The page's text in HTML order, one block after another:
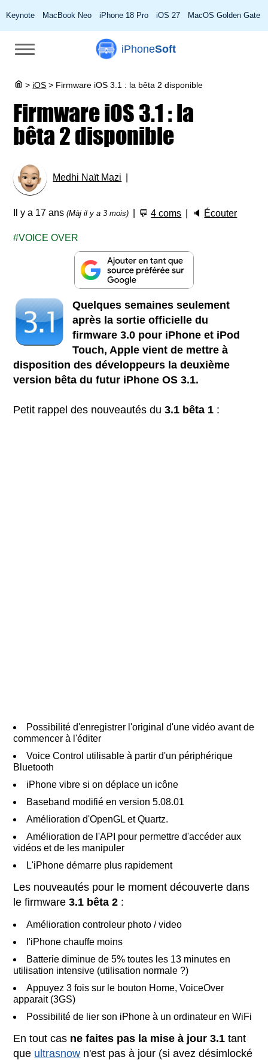
Keynote MacBook Neo iPhone 18 Pro iOS 27 MacOS Golden Gate
iPhoneSoft
> iOS > Firmware iOS 3.1 : la bêta 2 disponible
Firmware iOS 3.1 : la
bêta 2 disponible
Medhi Naït Mazi
Il y a 17 ans(Màj il y a 3 mois) 💬4 coms 🔈 Écouter
VOICE OVER
Quelques semaines seulement
après la sortie officielle du
firmware 3.0 pour iPhone et iPod
Touch, Apple vient de mettre à
disposition des développeurs la deuxième
version bêta du futur iPhone OS 3.1.
Petit rappel des nouveautés du3.1 bêta 1 :
Possibilité d'enregistrer l'original d'une vidéo avant de
commencer à l'éditer
Voice Control utilisable à partir d'un périphérique
Bluetooth
iPhone vibre si on déplace un icône
Baseband modifié en version 5.08.01
Amélioration d'OpenGL et Quartz.
Amélioration de l'API pour permettre d'accéder aux
vidéos et de les manipuler
L'iPhone démarre plus rapidement
Les nouveautés pour le moment découverte dans
le firmware3.1 bêta 2 :
Amélioration controleur photo / video
l'iPhone chauffe moins
Batterie diminue de 5% toutes les 13 minutes en
utilisation intensive (utilisation normale ?)
Appuyez 3 fois sur le bouton Home, VoiceOver
apparait (3GS)
Possibilité de lier son iPhone à un ordinateur en WiFi
En tout cas ne faites pas la mise à jour 3.1 tant
que ultrasnow n'est pas à jour (si avez désimlocké